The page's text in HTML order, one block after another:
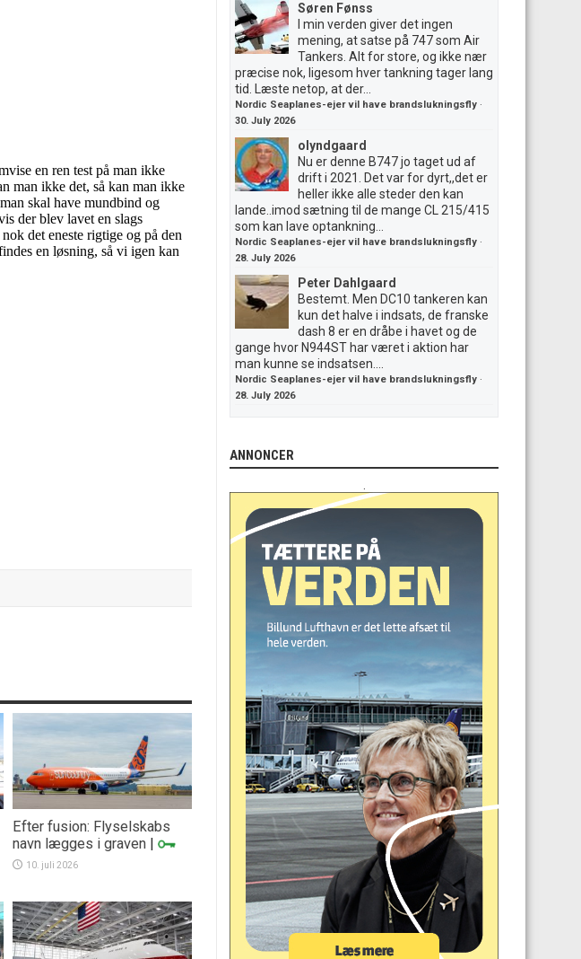
Efter fusion: Flyselskabs
navn lægges i graven |
10. juli 2026
Søren Fønss
I min verden giver det ingen
mening, at satse på 747 som Air
Tankers. Alt for store, og ikke nær
præcise nok, ligesom hver tankning tager lang
tid. Læste netop, at der...
Nordic Seaplanes-ejer vil have brandslukningsfly ·
30. July 2026
olyndgaard
Nu er denne B747 jo taget ud af
drift i 2021. Det var for dyrt,,det er
heller ikke alle steder den kan
lande..imod sætning til de mange CL 215/415
som kan lave optankning...
Nordic Seaplanes-ejer vil have brandslukningsfly ·
28. July 2026
Peter Dahlgaard
Bestemt. Men DC10 tankeren kan
kun det halve i indsats, de franske
dash 8 er en dråbe i havet og de
gange hvor N944ST har været i aktion har
man kunne se indsatsen....
Nordic Seaplanes-ejer vil have brandslukningsfly ·
28. July 2026
ANNONCER